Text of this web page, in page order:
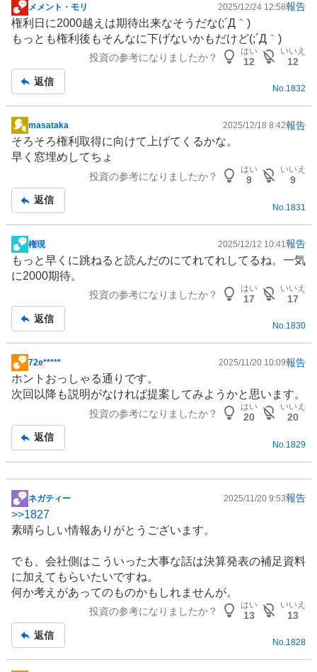
掲
示
板
メメント・モリ 2025/12/24 12:58報告
権利日に2000越えは期待出来なそうだな(;´Д｀)
もっとも権利後もそんなに下げないかもだけど(;´Д｀)
投資の参考になりましたか？
はい
12
いいえ
12
返信
No.1832
掲
示
板
masataka 2025/12/18 8:42報告
そろそろ権利取得に向けて上げてくるかな。
早く窓埋めしてちょ
投資の参考になりましたか？
はい
9
いいえ
9
返信
No. 1831
掲
示
板
権現 2025/12/12 10:41 報告
もっと早くに跳ねると読んだのにてれてれしてるね。一気
に2000期待。
投資の参考になりましたか？
はい
17
いいえ
17
返信
No.1830
掲
示
板
72e***** 2025/11/20 10:09報告
ホントおっしゃる通りです。
次回以降も説明がなければ提案してみようかと思います。
投資の参考になりましたか？
はい
20
いいえ
20
返信
No. 1829
掲
示
板
事
ネガティー 2025/11/20 9:53報告
>>1827
素晴らしい情報ありがとうございます。
でも、会社側はこういった大事な話は決算発表の補足資料
に加えてもらいたいですね。
何か考えがあってのものかもしれませんが。
投資の参考になりましたか？
はい
13
いいえ
13
返信
No.1828